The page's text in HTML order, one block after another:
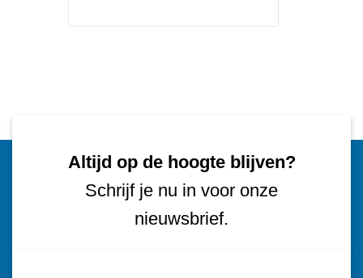
Altijd op de hoogte blijven?
Schrijf je nu in voor onze
nieuwsbrief.